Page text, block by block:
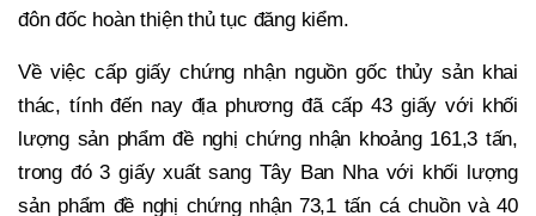
đôn đốc hoàn thiện thủ tục đăng kiểm.
Về việc cấp giấy chứng nhận nguồn gốc thủy sản khai
thác, tính đến nay địa phương đã cấp 43 giấy với khối
lượng sản phẩm đề nghị chứng nhận khoảng 161,3 tấn,
trong đó 3 giấy xuất sang Tây Ban Nha với khối lượng
sản phẩm đề nghị chứng nhận 73,1 tấn cá chuồn và 40